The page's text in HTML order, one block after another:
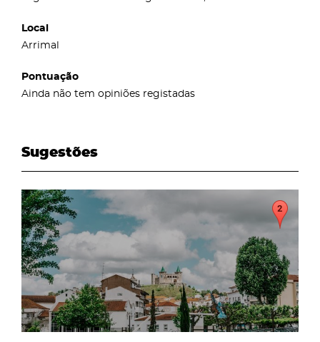
Local
Arrimal
Pontuação
Ainda não tem opiniões registadas
Sugestões
page